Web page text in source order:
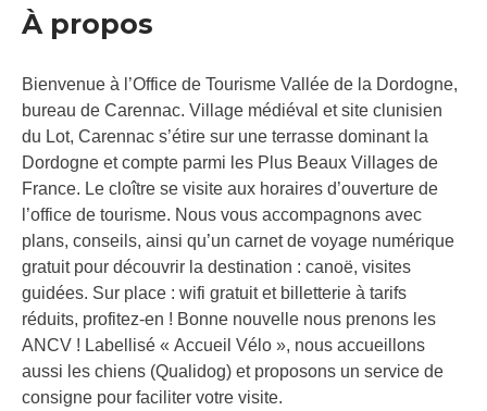
À propos
Bienvenue à l’Office de Tourisme Vallée de la Dordogne,
bureau de Carennac. Village médiéval et site clunisien
du Lot, Carennac s’étire sur une terrasse dominant la
Dordogne et compte parmi les Plus Beaux Villages de
France. Le cloître se visite aux horaires d’ouverture de
l’office de tourisme. Nous vous accompagnons avec
plans, conseils, ainsi qu’un carnet de voyage numérique
gratuit pour découvrir la destination : canoë, visites
guidées. Sur place : wifi gratuit et billetterie à tarifs
réduits, profitez-en ! Bonne nouvelle nous prenons les
ANCV ! Labellisé « Accueil Vélo », nous accueillons
aussi les chiens (Qualidog) et proposons un service de
consigne pour faciliter votre visite.